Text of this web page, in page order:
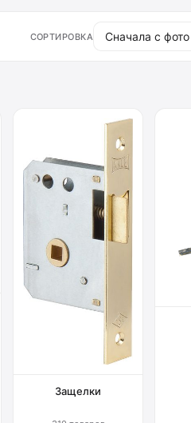
СОРТИРОВКА
Защелки